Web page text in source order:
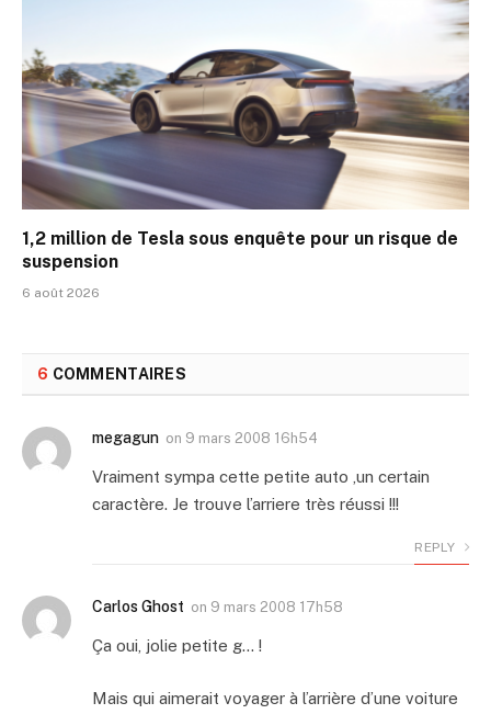
1,2 million de Tesla sous enquête pour un risque de
suspension
6 août 2026
6 COMMENTAIRES
megagun on 9 mars 2008 16h54
Vraiment sympa cette petite auto ,un certain
caractère. Je trouve l’arriere très réussi !!!
REPLY
Carlos Ghost on 9 mars 2008 17h58
Ça oui, jolie petite g… !
Mais qui aimerait voyager à l’arrière d’une voiture